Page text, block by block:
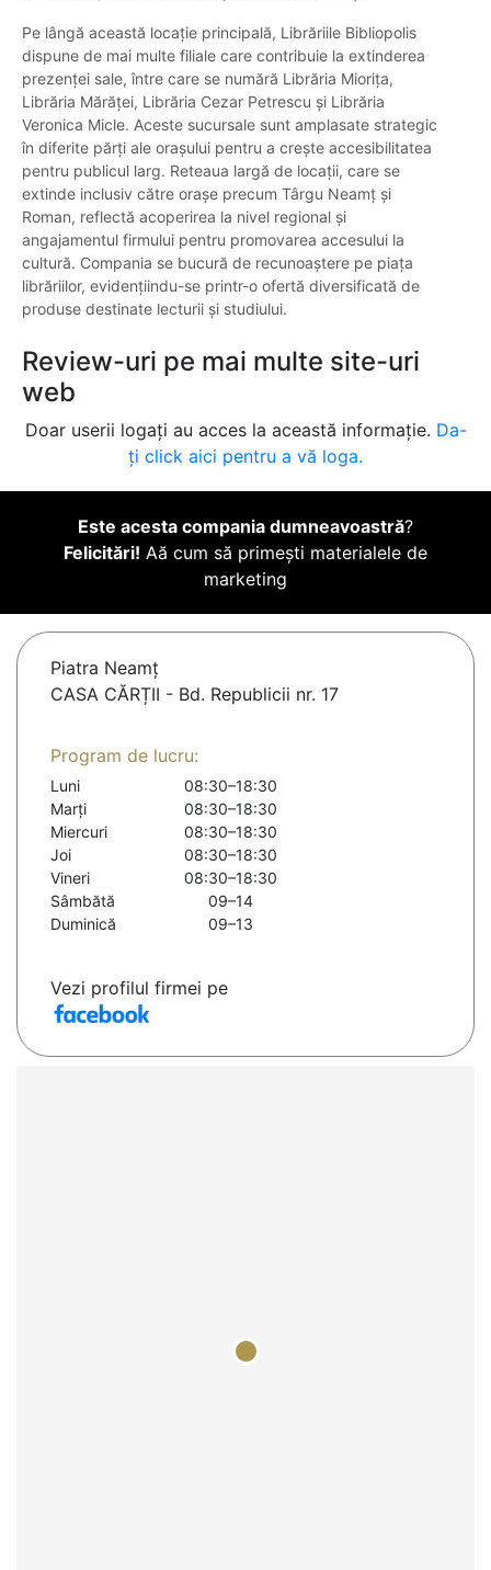
Pe lângă această locație principală, Librăriile Bibliopolis
dispune de mai multe filiale care contribuie la extinderea
prezenței sale, între care se numără Librăria Miorița,
Librăria Mărăței, Librăria Cezar Petrescu și Librăria
Veronica Micle. Aceste sucursale sunt amplasate strategic
în diferite părți ale orașului pentru a crește accesibilitatea
pentru publicul larg. Reteaua largă de locații, care se
extinde inclusiv către orașe precum Târgu Neamț și
Roman, reflectă acoperirea la nivel regional și
angajamentul firmului pentru promovarea accesului la
cultură. Compania se bucură de recunoaștere pe piața
librăriilor, evidențiindu-se printr-o ofertă diversificată de
produse destinate lecturii și studiului.
Review-uri pe mai multe site-uri
web
Doar userii logați au acces la această informație. Da-
ți click aici pentru a vă loga.
Este acesta compania dumneavoastră?
Felicitări! Aă cum să primești materialele de
marketing
Piatra Neamţ
CASA CĂRȚII - Bd. Republicii nr. 17
Program de lucru:
Luni
08:30–18:30
Marți
08:30–18:30
Miercuri
08:30–18:30
Joi
08:30–18:30
Vineri
08:30–18:30
Sâmbătă
09–14
Duminică
09–13
Vezi profilul firmei pe